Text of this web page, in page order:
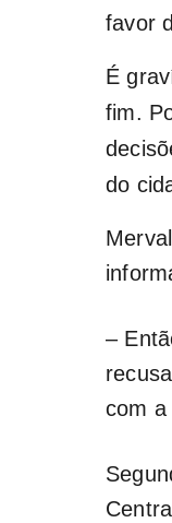
favor
É
fim.
do
–
com a